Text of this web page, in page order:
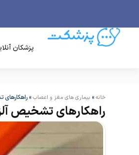
پزشکان
خانه» بیماری های مغز و اعصاب»راهکارهای تشخیص
راهکارهای تشخیص آلزایمر: 4 نشانه